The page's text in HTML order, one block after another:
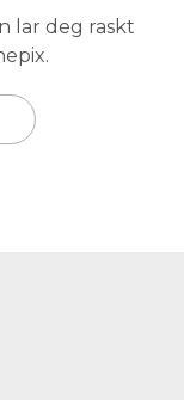
lar deg raskt